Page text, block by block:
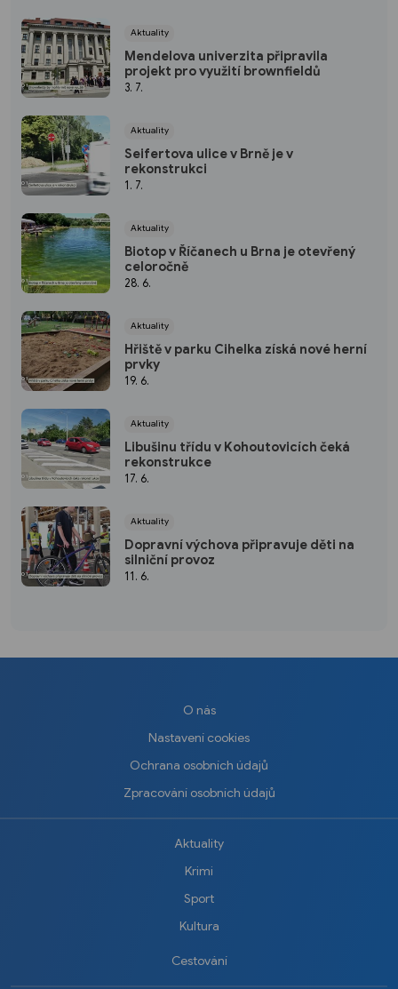
Aktuality
Mendelova univerzita připravila
projekt pro využití brownfieldů
3. 7.
Aktuality
Seifertova ulice v Brně je v
rekonstrukci
1. 7.
Aktuality
Biotop v Říčanech u Brna je otevřený
celoročně
28. 6.
Aktuality
Hřiště v parku Cihelka získá nové herní
prvky
19. 6.
Aktuality
Libušinu třídu v Kohoutovicích čeká
rekonstrukce
17. 6.
Aktuality
Dopravní výchova připravuje děti na
silniční provoz
11. 6.
O nás
Nastavení cookies
Ochrana osobních údajů
Zpracování osobních údajů
Aktuality
Krimi
Sport
Kultura
Cestování